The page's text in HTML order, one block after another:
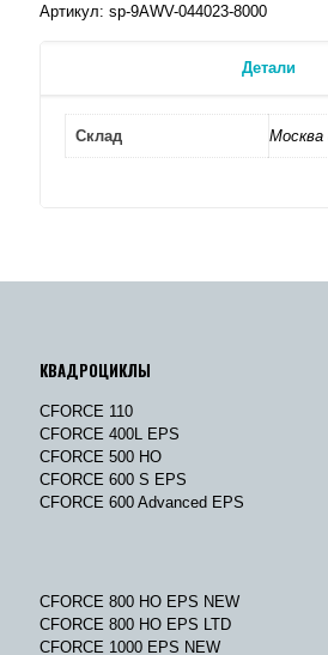
Артикул: sp-9AWV-044023-8000
Детали
Склад Москва
КВАДРОЦИКЛЫ
CFORCE 110
CFORCE 400L EPS
CFORCE 500 HO
CFORCE 600 S EPS
CFORCE 600 Advanced EPS
CFORCE 800 HO EPS NEW
CFORCE 800 HO EPS LTD
CFORCE 1000 EPS NEW